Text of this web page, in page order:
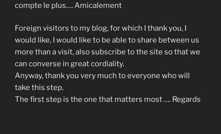
compte le plus…. Amicalement
Foreign visitors to my blog, for which I thank you, I
would like, I would like to be able to share between us
more than a visit, also subscribe to the site so that we
can converse in great cordiality.
Anyway, thank you very much to everyone who will
take this step.
The first step is the one that matters most …. Regards